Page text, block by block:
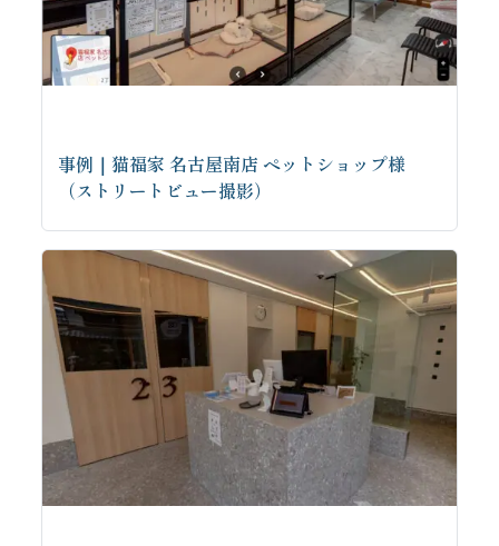
事例｜猫福家 名古屋南店 ペットショップ様
（ストリートビュー撮影）